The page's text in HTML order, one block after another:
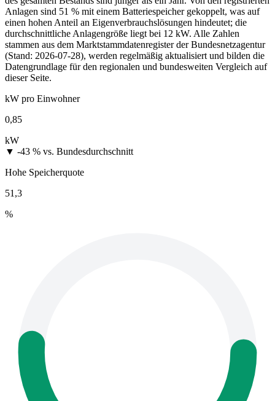
Anlagen sind 51 % mit einem Batteriespeicher gekoppelt, was auf
einen hohen Anteil an Eigenverbrauchslösungen hindeutet; die
durchschnittliche Anlagengröße liegt bei 12 kW. Alle Zahlen
stammen aus dem Marktstammdatenregister der Bundesnetzagentur
(Stand: 2026-07-28), werden regelmäßig aktualisiert und bilden die
Datengrundlage für den regionalen und bundesweiten Vergleich auf
dieser Seite.
kW pro Einwohner
0,85
kW
▼ -43 % vs. Bundesdurchschnitt
Hohe Speicherquote
51,3
%